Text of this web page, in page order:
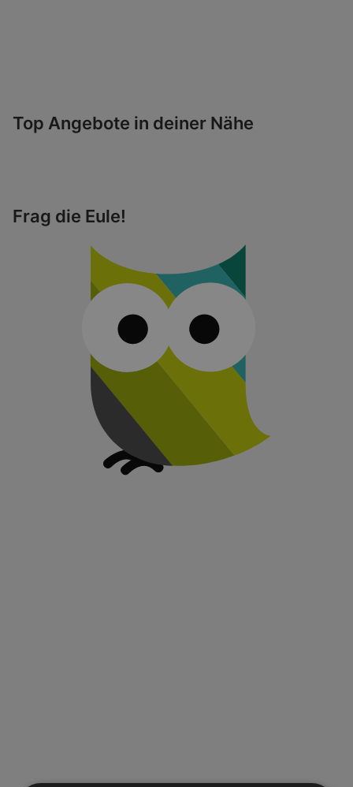
Top Angebote in deiner Nähe
Frag die Eule!